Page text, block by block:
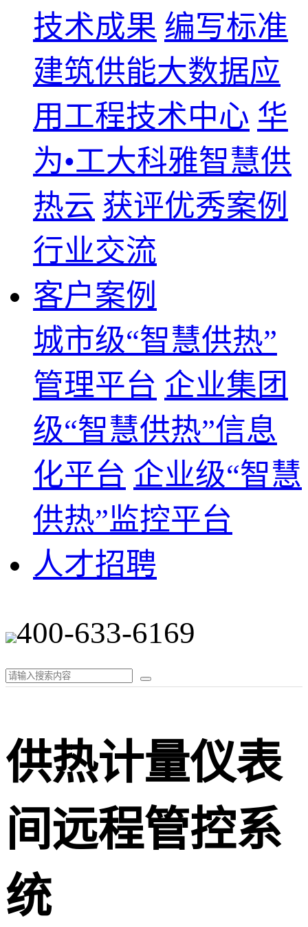
技术成果 编写标准
建筑供能大数据应
用工程技术中心 华
为•工大科雅智慧供
热云 获评优秀案例
行业交流
客户案例
城市级“智慧供热”
管理平台 企业集团
级“智慧供热”信息
化平台 企业级“智慧
供热”监控平台
人才招聘
400-633-6169
供热计量仪表
间远程管控系
统